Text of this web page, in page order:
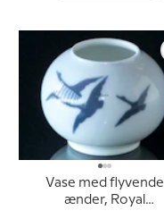
Vase med flyvende
ænder, Royal